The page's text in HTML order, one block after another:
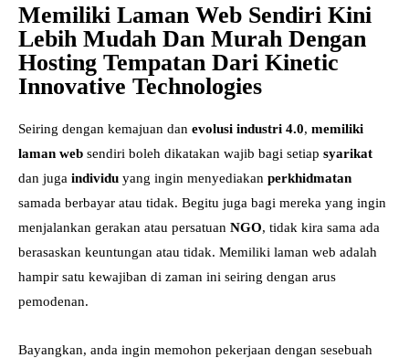
Memiliki Laman Web Sendiri Kini
Lebih Mudah Dan Murah Dengan
Hosting Tempatan Dari Kinetic
Innovative Technologies
Seiring dengan kemajuan dan evolusi industri 4.0, memiliki
laman web sendiri boleh dikatakan wajib bagi setiap syarikat
dan juga individu yang ingin menyediakan perkhidmatan
samada berbayar atau tidak. Begitu juga bagi mereka yang ingin
menjalankan gerakan atau persatuan NGO, tidak kira sama ada
berasaskan keuntungan atau tidak. Memiliki laman web adalah
hampir satu kewajiban di zaman ini seiring dengan arus
pemodenan.
Bayangkan, anda ingin memohon pekerjaan dengan sesebuah